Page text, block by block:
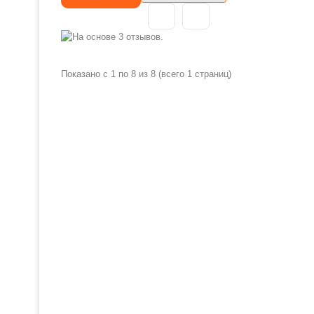
близости к засидке охотника, на месте с
шалаше). Для птицы это служит
Показано с 1 по 8 из 8 (всего 1 страниц)